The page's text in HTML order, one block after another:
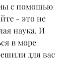
с помощью
- это не
наука. И
в море
для вас